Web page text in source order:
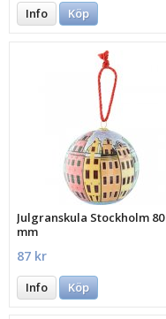
Info Köp
Julgranskula Stockholm 80
mm
87 kr
Info Köp